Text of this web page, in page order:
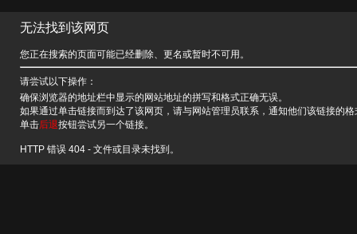
无法找到该网页
您正在搜索的页面可能已经删除、更名或暂时不可用。
请尝试以下操作：
确保浏览器的地址栏中显示的网站地址的拼写和格式正确无误。
如果通过单击链接而到达了该网页，请与网站管理员联系，通知他们该链接的
单击后退按钮尝试另一个链接。
HTTP 错误 404 - 文件或目录未找到。